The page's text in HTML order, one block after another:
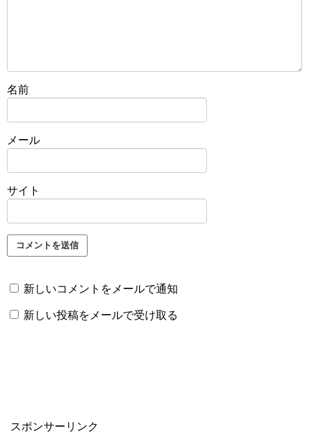
名前
メール
サイト
新しいコメントをメールで通知
新しい投稿をメールで受け取る
スポンサーリンク